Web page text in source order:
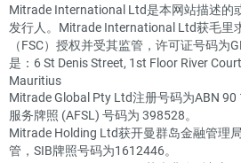
Mitrade International Ltd是本网站描述的
发行人。Mitrade International Ltd获毛里
（FSC）授权并受其监管，许可证号码为
是：6 St Denis Street, 1st Floor River
Mauritius
Mitrade Global Pty Ltd注册号码为ABN
服务牌照 (AFSL) 号码为 398528。
Mitrade Holding Ltd获开曼群岛金融管理
管，SIB牌照号码为1612446。